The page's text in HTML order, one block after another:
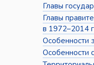
Главы
Главы
в 1972–2014
Особенности
Особенности